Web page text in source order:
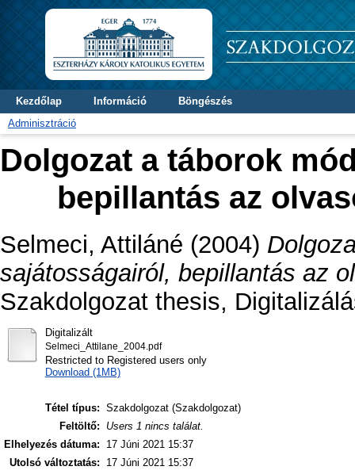
Kezdőlap Információ
Böngészés
Adminisztráció
Dolgozat a táborok
bepillantás az
Selmeci, Attiláné (2004)
sajátosságairól, bepillantás az
Szakdolgozat thesis,
Digitalizált
Selmeci_Attilane_2004.pdf
Restricted to Registered users only
Download (1MB)
Tétel típus: Szakdolgozat (Szakdolgozat)
Feltöltő:
Users 1 nincs találat.
Elhelyezés dátuma:
17 Júni 2021 15:37
Utolsó változtatás:
17 Júni 2021 15:37